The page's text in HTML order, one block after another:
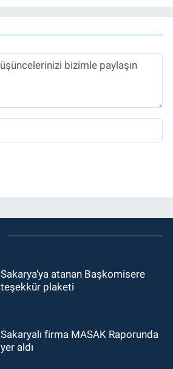
Sakarya'ya atanan Başkomisere
teşekkür plaketi
Sakaryalı firma MASAK Raporunda
yer aldı